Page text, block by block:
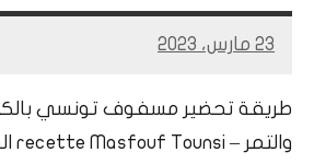
23 مارس، 2023
Mohamed
طريقة تحضير مسفوف تونسي